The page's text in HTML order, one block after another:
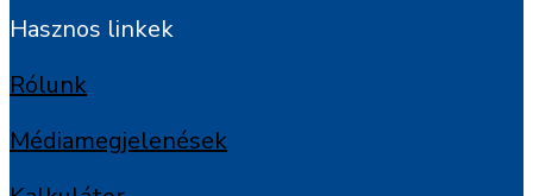
Hasznos linkek
Rólunk
Médiamegjelenések